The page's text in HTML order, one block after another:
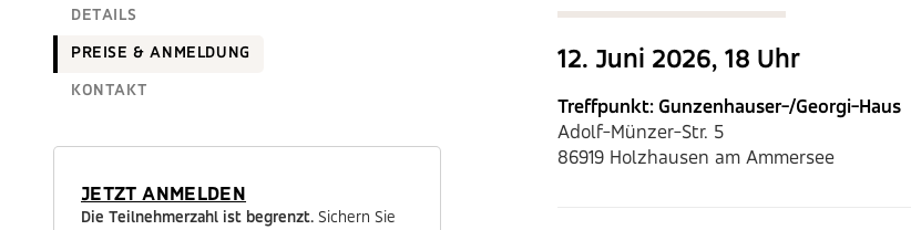
DETAILS
PREISE & ANMELDUNG
KONTAKT
JETZT ANMELDEN
Die Teilnehmerzahl ist begrenzt. Sichern Sie
12. Juni 2026, 18 Uhr
Treffpunkt: Gunzenhauser-/Georgi-Haus
Adolf-Münzer-Str. 5
86919 Holzhausen am Ammersee